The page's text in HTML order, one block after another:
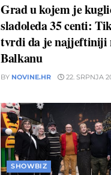
Grad u kojem je
sladoleda 35 centi:
tvrdi da je najjeftiniji
Balkanu
BY NOVINE.HR 22. SRPNJA
SHOWBIZ